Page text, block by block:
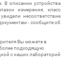
В описании устройства
измерения, класс
несоответствие
- сообщите об
Вы можете в
подходящую
с наших лабораторий